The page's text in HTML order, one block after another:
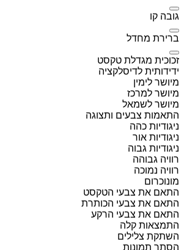
גובה קו
ברירת מחדל
זכוכית מגדלת טקסט
ידידותית לדיסלקציה
מיושר לימין
מיושר למרכז
מיושר לשמאל
התאמות צבעים ותצוגה
ניגודיות כהה
ניגודיות אור
ניגודיות גבוה
רוויה גבוהה
רוויה נמוכה
מונוכרום
התאם את צבעי הטקסט
התאם את צבעי הכותרת
התאם את צבעי הרקע
התמצאות קלה
השתקת צלילים
הסתר תמונות